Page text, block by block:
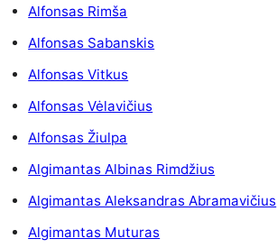
Alfonsas Rimša
Alfonsas Sabanskis
Alfonsas Vitkus
Alfonsas Vėlavičius
Alfonsas Žiulpa
Algimantas Albinas Rimdžius
Algimantas Aleksandras Abramavičius
Algimantas Muturas